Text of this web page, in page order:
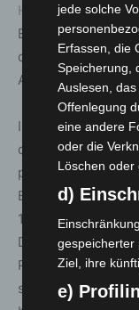
Holding(Halle 14/
Ebenso zeigtMiele
die professionelle
Internationale
denen
potenzielles
12/B78) greift
Dienstag bis
sowie innovative
jede solche
Erfassen, die
Speicherung,
Auslesen,
Offenlegung
eine andere
oder die
Löschen oder
d)
gespeicherter
Ziel, ihre
e)